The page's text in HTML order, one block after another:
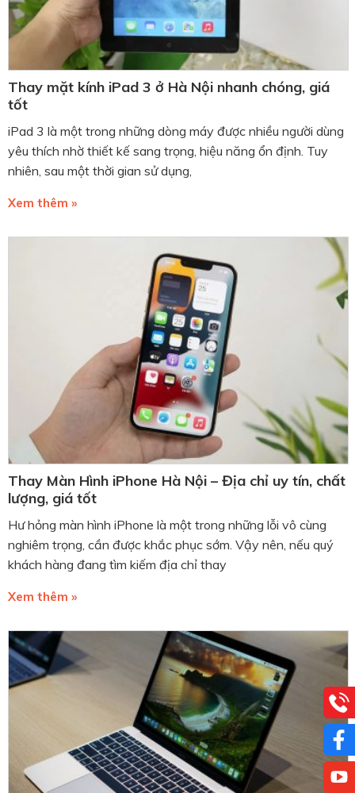
Thay mặt kính iPad 3 ở Hà Nội nhanh chóng, giá
tốt
iPad 3 là một trong những dòng máy được nhiều người dùng
yêu thích nhờ thiết kế sang trọng, hiệu năng ổn định. Tuy
nhiên, sau một thời gian sử dụng,
Xem thêm »
Thay Màn Hình iPhone Hà Nội – Địa chỉ uy tín, chất
lượng, giá tốt
Hư hỏng màn hình iPhone là một trong những lỗi vô cùng
nghiêm trọng, cần được khắc phục sớm. Vậy nên, nếu quý
khách hàng đang tìm kiếm địa chỉ thay
Xem thêm »